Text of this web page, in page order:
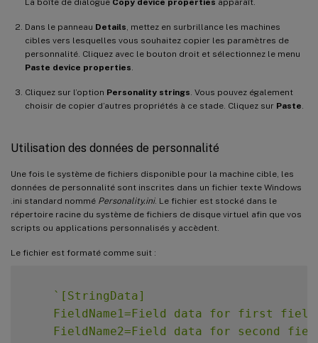
Dans le panneau Details , mettez en surbrillance les machines
cibles vers lesquelles vous souhaitez copier les paramètres de
personnalité. Cliquez avec le bouton droit et sélectionnez le menu
Paste device properties
Cliquez sur l’option Personality strings . Vous pouvez également
choisir de copier d’autres propriétés à ce stade. Cliquez sur Paste
Utilisation des données de personnalité
Une fois le système de fichiers disponible pour la machine cible, les
données de personnalité sont inscrites dans un fichier texte Windows
.ini standard nommé Personality.ini. Le fichier est stocké dans le
répertoire racine du système de fichiers de disque virtuel afin que vos
scripts ou applications personnalisés y accèdent.
Le fichier est formaté comme suit :
` [StringData]
    FieldName1=Field data for first field
FieldName2=Field data for second